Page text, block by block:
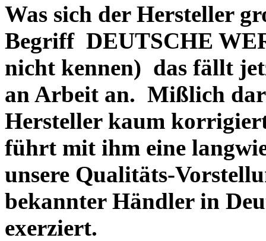
Was sich der Hersteller
Begriff DEUTSCHE
nicht kennen) das fällt
an Arbeit an. Mißlich
Hersteller kaum
führt mit ihm eine
unsere Qualitäts-
bekannter Händler in
exerziert.